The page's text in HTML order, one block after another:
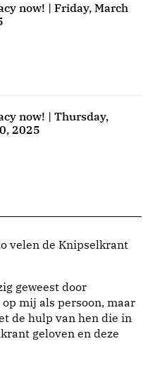
now! | Friday, March
now! | Thursday,
2025
velen de Knipselkrant
geweest door
mij als persoon, maar
de hulp van hen die in
geloven en deze